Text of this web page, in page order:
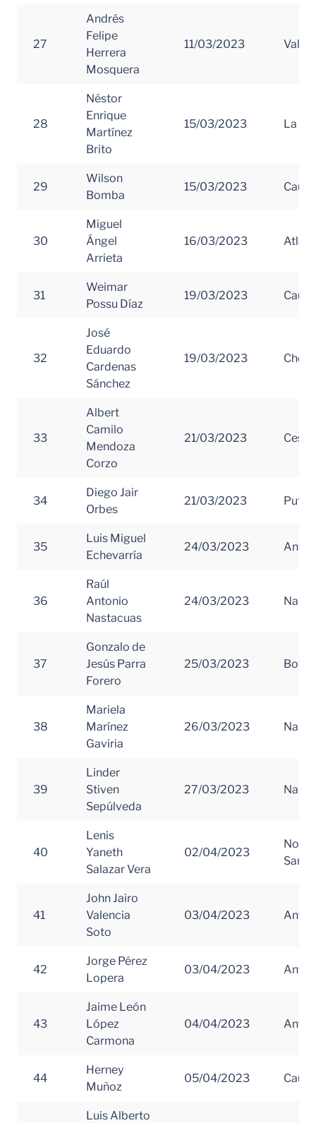
27
Andrés
Felipe
Herrera
Mosquera
11/03/2023 Valle
28
Néstor
Enrique
Martínez
Brito
15/03/2023 La
29
Wilson
Bomba
15/03/2023
30
Miguel
Ángel
Arrieta
16/03/2023
31
Weimar
Possu Díaz
19/03/2023
32
José
Eduardo
Cardenas
Sánchez
19/03/2023
33
Albert
Camilo
Mendoza
Corzo
21/03/2023 Cesar
34
Diego Jair
Orbes
21/03/2023
35
Luis Miguel
Echevarría
24/03/2023
36
Raúl
Antonio
Nastacuas
24/03/2023
37
Gonzalo de
Jesús Parra
Forero
25/03/2023
38
Mariela
Marínez
Gaviria
26/03/2023
39
Linder
Stiven
Sepúlveda
27/03/2023
40
Lenis
Yaneth
Salazar Vera
02/04/2023
Norte
41
John Jairo
Valencia
Soto
03/04/2023
42
Jorge Pérez
Lopera
03/04/2023
43
Jaime León
López
Carmona
04/04/2023
44
Herney
Muñoz
05/04/2023
Luis Alberto